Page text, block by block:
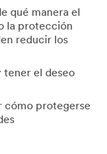
qué manera el
la protección
reducir los
tener el deseo
cómo protegerse